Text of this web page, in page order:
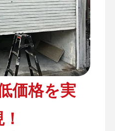
価格を実